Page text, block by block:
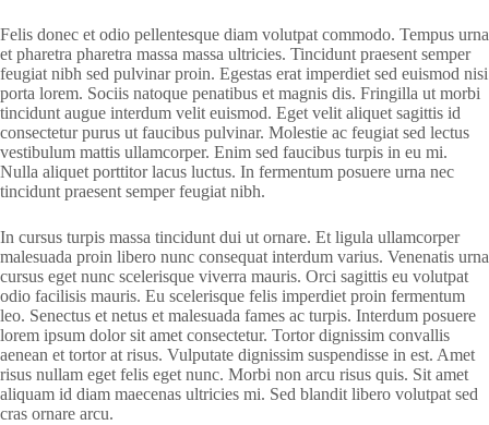
Felis donec et odio pellentesque diam volutpat commodo. Tempus urna
et pharetra pharetra massa massa ultricies. Tincidunt praesent semper
feugiat nibh sed pulvinar proin. Egestas erat imperdiet sed euismod nisi
porta lorem. Sociis natoque penatibus et magnis dis. Fringilla ut morbi
tincidunt augue interdum velit euismod. Eget velit aliquet sagittis id
consectetur purus ut faucibus pulvinar. Molestie ac feugiat sed lectus
vestibulum mattis ullamcorper. Enim sed faucibus turpis in eu mi.
Nulla aliquet porttitor lacus luctus. In fermentum posuere urna nec
tincidunt praesent semper feugiat nibh.
In cursus turpis massa tincidunt dui ut ornare. Et ligula ullamcorper
malesuada proin libero nunc consequat interdum varius. Venenatis urna
cursus eget nunc scelerisque viverra mauris. Orci sagittis eu volutpat
odio facilisis mauris. Eu scelerisque felis imperdiet proin fermentum
leo. Senectus et netus et malesuada fames ac turpis. Interdum posuere
lorem ipsum dolor sit amet consectetur. Tortor dignissim convallis
aenean et tortor at risus. Vulputate dignissim suspendisse in est. Amet
risus nullam eget felis eget nunc. Morbi non arcu risus quis. Sit amet
aliquam id diam maecenas ultricies mi. Sed blandit libero volutpat sed
cras ornare arcu.